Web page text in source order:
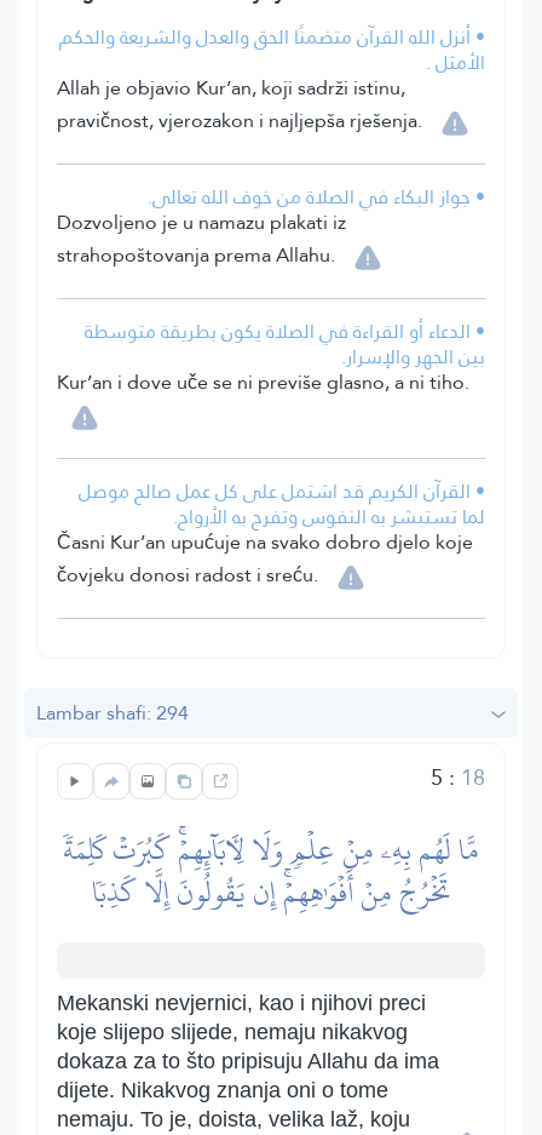
• أنزل الله القرآن متضمنًا الحق والعدل والشريعة والحكم
الأمثل .
Allah je objavio Kur’an, koji sadrži istinu,
pravičnost, vjerozakon i najljepša rješenja.
• جواز البكاء في الصلاة من خوف الله تعالى.
Dozvoljeno je u namazu plakati iz
strahopoštovanja prema Allahu.
• الدعاء أو القراءة في الصلاة يكون بطريقة متوسطة
بين الجهر والإسرار.
Kur’an i dove uče se ni previše glasno, a ni tiho.
• القرآن الكريم قد اشتمل على كل عمل صالح موصل
لما تستبشر به النفوس وتفرح به الأرواح.
Časni Kur’an upućuje na svako dobro djelo koje
čovjeku donosi radost i sreću.
Lambar shafi: 294
5 : 18
مَّا لَهُم بِهِۦ مِنۡ عِلۡمٖ وَلَا لِأٓبَآئِهِمۡۚ كَبُرَتۡ كَلِمَةٗ
تَخۡرُجُ مِنۡ أَفۡوَٰهِهِمۡۚ إِن يَقُولُونَ إِلَّا كَذِبٗا
Mekanski nevjernici, kao i njihovi preci
koje slijepo slijede, nemaju nikakvog
dokaza za to što pripisuju Allahu da ima
dijete. Nikakvog znanja oni o tome
nemaju. To je, doista, velika laž, koju